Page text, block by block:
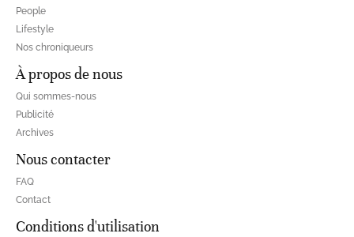
People
Lifestyle
Nos chroniqueurs
À propos de nous
Qui sommes-nous
Publicité
Archives
Nous contacter
FAQ
Contact
Conditions d'utilisation